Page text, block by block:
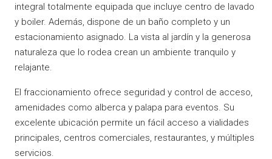
integral totalmente equipada que incluye centro de lavado
y boiler. Además, dispone de un baño completo y un
estacionamiento asignado. La vista al jardín y la generosa
naturaleza que lo rodea crean un ambiente tranquilo y
relajante.
El fraccionamiento ofrece seguridad y control de acceso,
amenidades como alberca y palapa para eventos. Su
excelente ubicación permite un fácil acceso a vialidades
principales, centros comerciales, restaurantes, y múltiples
servicios.